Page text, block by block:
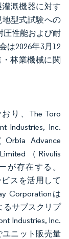
灌漑機器に対す
地型式試験への
圧性能および耐
は2026年3月12
・林業機械に関
り、The Toro
Industries, Inc.
Advance
（Rivulis
が存在する。
スを活用して
Corporationは
るサブスクリプ
Industries, Inc.
ユニット販売量